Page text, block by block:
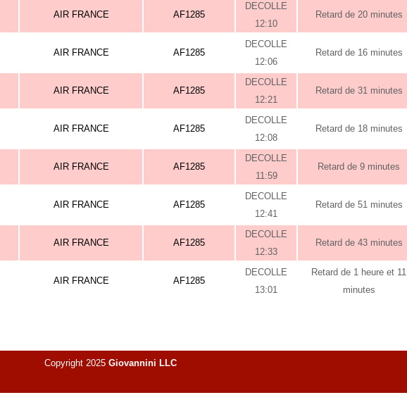
AIR FRANCE AF1285
DECOLLE
12:10
Retard de 20 minutes
AIR FRANCE AF1285
DECOLLE
12:06
Retard de 16 minutes
AIR FRANCE AF1285
DECOLLE
12:21
Retard de 31 minutes
AIR FRANCE AF1285
DECOLLE
12:08
Retard de 18 minutes
AIR FRANCE AF1285
DECOLLE
11:59
Retard de 9 minutes
AIR FRANCE AF1285
DECOLLE
12:41
Retard de 51 minutes
AIR FRANCE AF1285
DECOLLE
12:33
Retard de 43 minutes
AIR FRANCE AF1285
DECOLLE
13:01
Retard de 1 heure et 11
minutes
Copyright 2025 Giovannini LLC